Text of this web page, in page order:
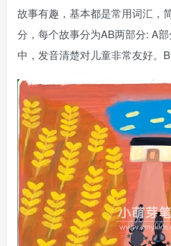
故事有趣，基本都是常用词汇，
分，每个故事分为AB两部分: A
中，发音清楚对儿童非常友好。